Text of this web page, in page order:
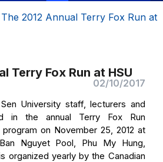
The 2012 Annual Terry Fox Run at
Terry Fox Run at HSU
02/10/2017
University staff, lecturers and
in the annual Terry Fox Run
on November 25, 2012 at
Nguyet Pool, Phu My Hung,
organized yearly by the Canadian